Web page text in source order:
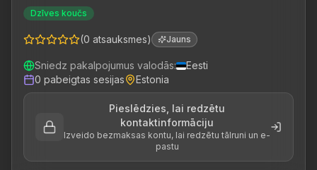
Dzīves koučs
(0 atsauksmes) Jauns
Sniedz pakalpojumus valodās:
Eesti
0 pabeigtas sesijas Estonia
Pieslēdzies, lai redzētu
kontaktinformāciju
Izveido bezmaksas kontu, lai redzētu tālruni un e-
pastu